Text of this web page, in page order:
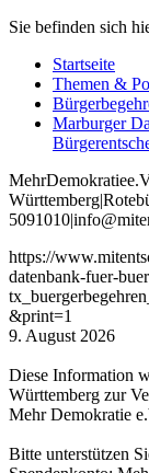
Sie befinden sich
Startseite
Themen &
Marburger
MehrDemokratiee.V
Württemberg|Roteb
5091010|info
https://
datenbank-fuer-
&print=1
9. August 2026
Diese Information
Württemberg zur
Mehr Demokratie
Bitte unterstützen